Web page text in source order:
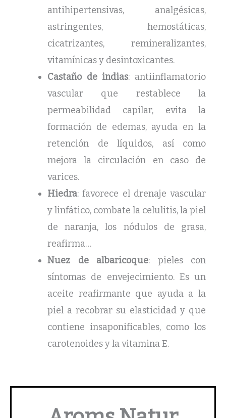
antihipertensivas, analgésicas,
astringentes, hemostáticas,
cicatrizantes, remineralizantes,
vitamínicas y desintoxicantes.
Castaño de indias: antiinflamatorio
vascular que restablece la
permeabilidad capilar, evita la
formación de edemas, ayuda en la
retención de líquidos, así como
mejora la circulación en caso de
varices.
Hiedra: favorece el drenaje vascular
y linfático, combate la celulitis, la piel
de naranja, los nódulos de grasa,
reafirma…
Nuez de albaricoque: pieles con
síntomas de envejecimiento. Es un
aceite reafirmante que ayuda a la
piel a recobrar su elasticidad y que
contiene insaponificables, como los
carotenoides y la vitamina E.